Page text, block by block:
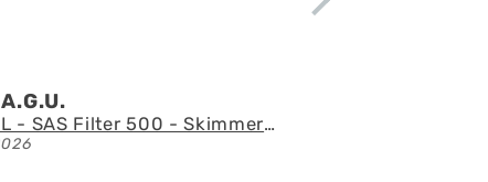
Ángel l.Z.p.
21/07/2026